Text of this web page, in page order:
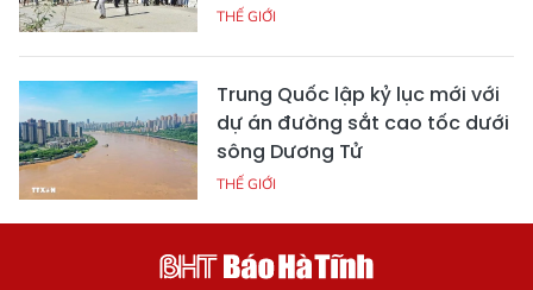
THẾ GIỚI
Trung Quốc lập kỷ lục mới với
dự án đường sắt cao tốc dưới
sông Dương Tử
THẾ GIỚI